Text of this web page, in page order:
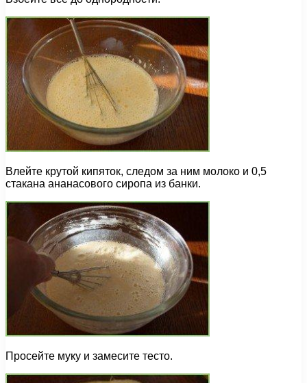
Влейте крутой кипяток, следом за ним молоко и 0,5
стакана ананасового сиропа из банки.
Просейте муку и замесите тесто.